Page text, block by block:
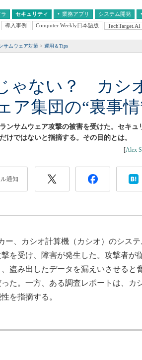
セキュリティ 業務アプリ
AI
システム開発
経営とIT 医療IT
導入事例 Computer Weekly日本語版 TechTarget.AI
サムウェア対策 運用＆Tips
ゃない？ カシ
ア集団の“裏事情
ンサムウェア攻撃の被害を受けた。セキュ
けではないと指摘する。その目的とは。
[Alex
通知
ー、カシオ計算機（カシオ）のシス
を受け、障害が発生した。攻撃者が
盗み出したデータを漏えいさせると
た。一方、ある調査レポートは、カ
を指摘する。